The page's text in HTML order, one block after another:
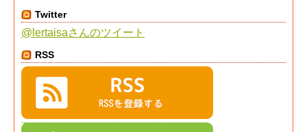
Twitter
@lertaisaさんのツイート
RSS